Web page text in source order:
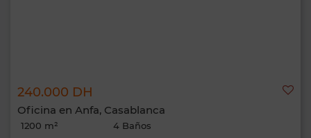
240.000 DH
Oficina en Anfa, Casablanca
1200 m² 4 Baños